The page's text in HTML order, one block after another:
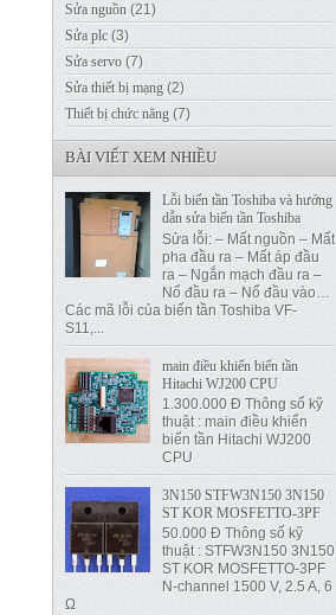
Sửa nguồn (21)
Sửa plc (3)
Sửa servo (7)
Sửa thiết bị mạng (2)
Thiết bị chức năng (7)
BÀI VIẾT XEM NHIỀU
Lỗi biến tần Toshiba và hướng
dẫn sửa biến tần Toshiba
Sửa lỗi: – Mất nguồn – Mất
pha đầu ra – Mất áp đầu
ra – Ngắn mạch đầu ra –
Nổ đầu ra – Nổ đầu vào…
Các mã lỗi của biến tần Toshiba VF-
S11,...
main điều khiển biến tần
Hitachi WJ200 CPU
1.300.000 Đ Thông số kỹ
thuật : main điều khiển
biến tần Hitachi WJ200
CPU
3N150 STFW3N150 3N150
ST KOR MOSFETTO-3PF
50.000 Đ Thông số kỹ
thuật : STFW3N150 3N150
ST KOR MOSFETTO-3PF
N-channel 1500 V, 2.5 A, 6
Ω